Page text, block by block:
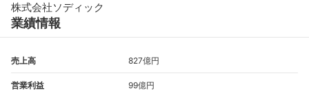
株式会社ソディック
業績情報
売上高 827億円
営業利益 99億円